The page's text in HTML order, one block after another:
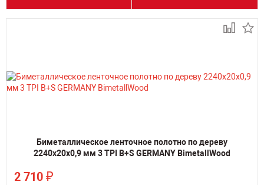
Биметаллическое ленточное полотно по дереву
2240х20х0,9 мм 3 TPI B+S GERMANY BimetallWood
2 710 ₽